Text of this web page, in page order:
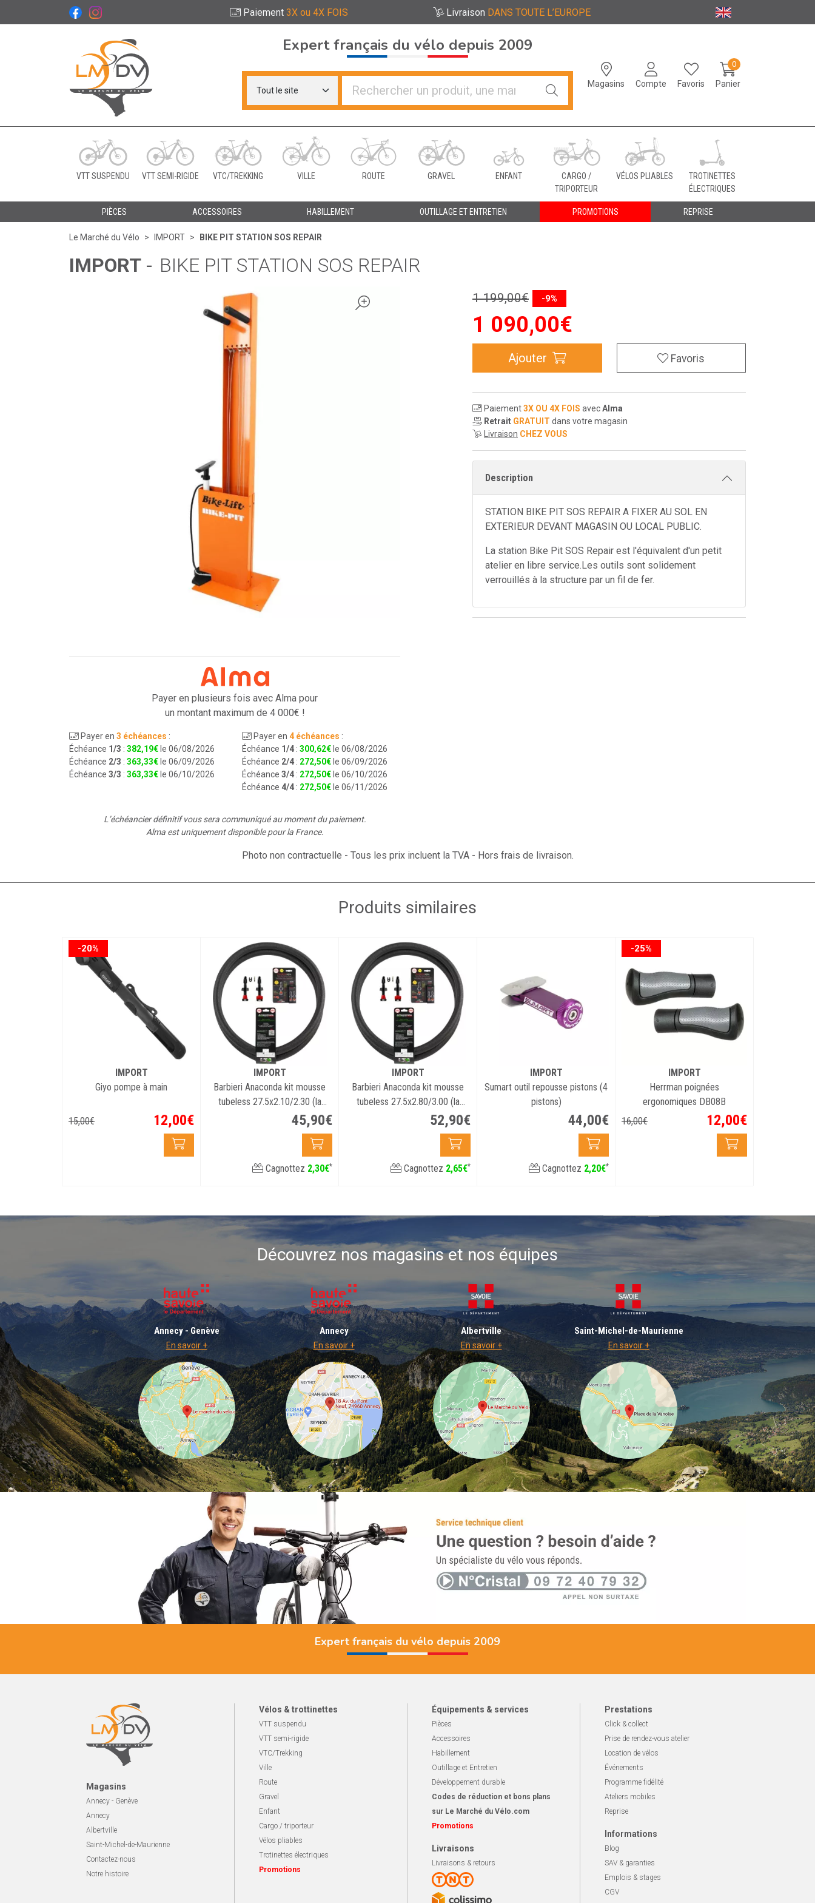
Paiement 3X ou 4X FOIS Livraison DANS TOUTE L’EUROPE
Le Marché du Vélo Votre distributeurs de vélo
Magasins Compte Favoris Panier
0
Expert français du vélo depuis 2009
VTT SUSPENDU VTT SEMI-RIGIDE VTC/TREKKING VILLE ROUTE GRAVEL ENFANT
CARGO /
TRIPORTEUR
VÉLOS PLIABLES
TROTINETTES
ÉLECTRIQUES
PIÈCES ACCESSOIRES HABILLEMENT OUTILLAGE ET ENTRETIEN PROMOTIONS REPRISE
Le Marché du Vélo IMPORT BIKE PIT STATION SOS REPAIR
IMPORT - BIKE PIT STATION SOS REPAIR
Payer en plusieurs fois avec Alma pour
un montant maximum de 4 000€ !
Payer en 3 échéances :
Échéance 1/3 : 382,19€ le 06/08/2026
Échéance 2/3 : 363,33€ le 06/09/2026
Échéance 3/3 : 363,33€ le 06/10/2026
Payer en 4 échéances :
Échéance 1/4 : 300,62€ le 06/08/2026
Échéance 2/4 : 272,50€ le 06/09/2026
Échéance 3/4 : 272,50€ le 06/10/2026
Échéance 4/4 : 272,50€ le 06/11/2026
L’échéancier définitif vous sera communiqué au moment du paiement.
Alma est uniquement disponible pour la France.
1 199,00€ -9%
1 090,00€
Ajouter Favoris
Paiement3X OU 4X FOIS avecAlma
Retrait GRATUIT dans votre magasin
Livraison CHEZ VOUS
Description
STATION BIKE PIT SOS REPAIR A FIXER AU SOL EN
EXTERIEUR DEVANT MAGASIN OU LOCAL PUBLIC.
La station Bike Pit SOS Repair est l'équivalent d'un petit
atelier en libre service.Les outils sont solidement
verrouillés à la structure par un fil de fer.
Photo non contractuelle - Tous les prix incluent la TVA - Hors frais de livraison.
Produits similaires
-20%
IMPORT
Giyo pompe à main
15,00€ 12,00€
IMPORT
Barbieri Anaconda kit mousse
tubeless 27.5x2.10/2.30 (la
45,90€
Cagnottez 2,30€*
IMPORT
Barbieri Anaconda kit mousse
tubeless 27.5x2.80/3.00 (la
52,90€
Cagnottez 2,65€*
IMPORT
Sumart outil repousse pistons (4
pistons)
44,00€
Cagnottez 2,20€*
-25%
IMPORT
Herrman poignées
ergonomiques DB08B
16,00€ 12,00€
Découvrez nos magasins et nos équipes
Annecy - Genève
En savoir +
Annecy
En savoir +
Albertville
En savoir +
Saint-Michel-de-Maurienne
En savoir +
Expert français du vélo depuis 2009
Magasins
Annecy - Genève
Annecy
Albertville
Saint-Michel-de-Maurienne
Contactez-nous
Notre histoire
Vélos & trottinettes
VTT suspendu
VTT semi-rigide
VTC/Trekking
Ville
Route
Gravel
Enfant
Cargo / triporteur
Vélos pliables
Trotinettes électriques
Promotions
Équipements & services
Pièces
Accessoires
Habillement
Outillage et Entretien
Développement durable
Codes de réduction et bons plans
sur Le Marché du Vélo.com
Promotions
Livraisons
Livraisons & retours
Prestations
Click & collect
Prise de rendez-vous atelier
Location de vélos
Événements
Programme fidélité
Ateliers mobiles
Reprise
Informations
Blog
SAV & garanties
Emplois & stages
CGV